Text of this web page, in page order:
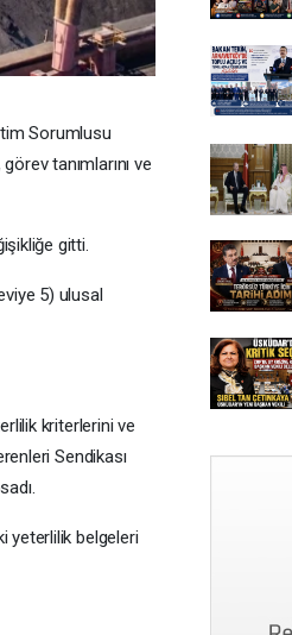
Sorumlusu
tanımlarını ve
gitti.
5) ulusal
kriterlerini ve
Sendikası
yeterlilik belgeleri